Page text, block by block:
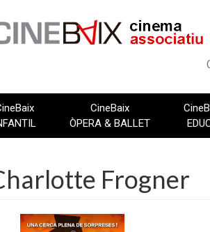
CineBaix
ÒPERA & BALLET
Frogner